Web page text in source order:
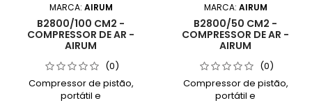
MARCA: AIRUM
B2800/100 CM2 -
COMPRESSOR DE AR -
AIRUM
(0)
Compressor de pistão,
portátil e
MARCA: AIRUM
B2800/50 CM2 -
COMPRESSOR DE AR -
AIRUM
(0)
Compressor de pistão,
portátil e